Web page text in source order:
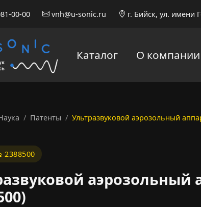
00-00 vnh@u-sonic.ru г. Бийск, ул. имени
Каталог О компании
Патенты Ультразвуковой аэрозольный
2388500
аэрозольный